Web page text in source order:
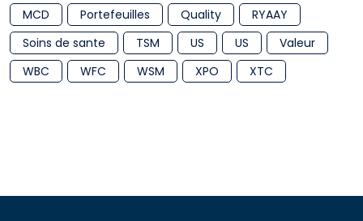
MCD
Portefeuilles Quality
RYAAY
Soins de sante
TSM US US
Valeur
WBC
WFC WSM XPO XTC